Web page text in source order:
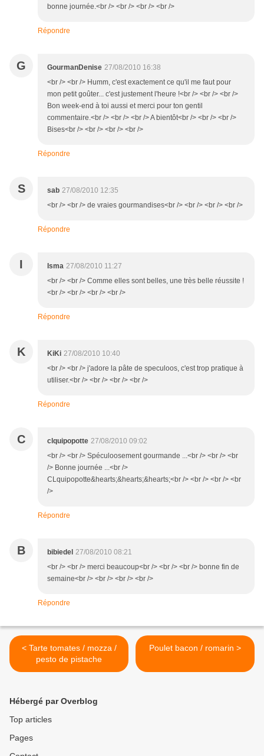
bonne journée.<br /> <br /> <br /> <br />
Répondre
G GourmanDenise 27/08/2010 16:38
<br /> <br /> Humm, c'est exactement ce qu'il me faut pour
mon petit goûter... c'est justement l'heure !<br /> <br /> <br />
Bon week-end à toi aussi et merci pour ton gentil
commentaire.<br /> <br /> <br /> A bientôt<br /> <br /> <br />
Bises<br /> <br /> <br /> <br />
Répondre
S sab 27/08/2010 12:35
<br /> <br /> de vraies gourmandises<br /> <br /> <br /> <br />
Répondre
I Isma 27/08/2010 11:27
<br /> <br /> Comme elles sont belles, une très belle réussite !
<br /> <br /> <br /> <br />
Répondre
K KiKi 27/08/2010 10:40
<br /> <br /> j'adore la pâte de speculoos, c'est trop pratique à
utiliser.<br /> <br /> <br /> <br />
Répondre
C clquipopotte 27/08/2010 09:02
<br /> <br /> Spéculoosement gourmande ...<br /> <br /> <br
/> Bonne journée ...<br />
CLquipopotte&hearts;&hearts;&hearts;<br /> <br /> <br /> <br
/>
Répondre
B bibiedel 27/08/2010 08:21
<br /> <br /> merci beaucoup<br /> <br /> <br /> bonne fin de
semaine<br /> <br /> <br /> <br />
Répondre
< Tarte tomates / mozza /
pesto de pistache
Poulet bacon / romarin >
Hébergé par Overblog
Top articles
Pages